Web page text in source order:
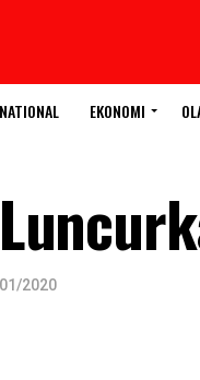
EKONOMI
2020